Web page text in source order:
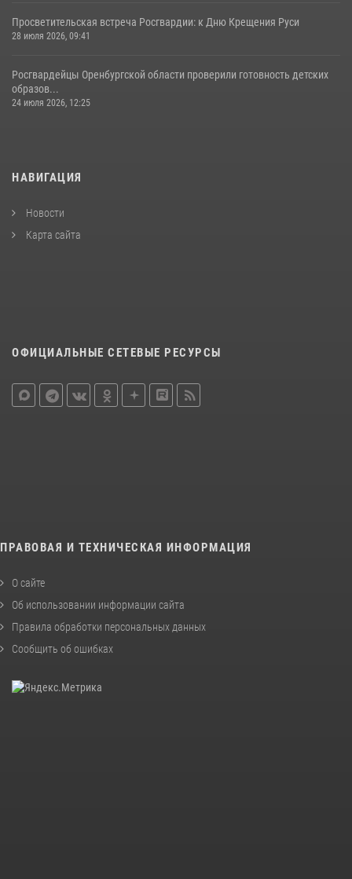
Просветительская встреча Росгвардии: к Дню Крещения Руси
28 июля 2026, 09:41
Росгвардейцы Оренбургской области проверили готовность детских
образов...
24 июля 2026, 12:25
НАВИГАЦИЯ
Новости
Карта сайта
ОФИЦИАЛЬНЫЕ СЕТЕВЫЕ РЕСУРСЫ
ПРАВОВАЯ И ТЕХНИЧЕСКАЯ ИНФОРМАЦИЯ
О сайте
Об использовании информации сайта
Правила обработки персональных данных
Сообщить об ошибках